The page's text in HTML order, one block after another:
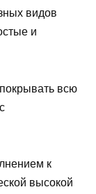
видов
и
всю
к
высокой